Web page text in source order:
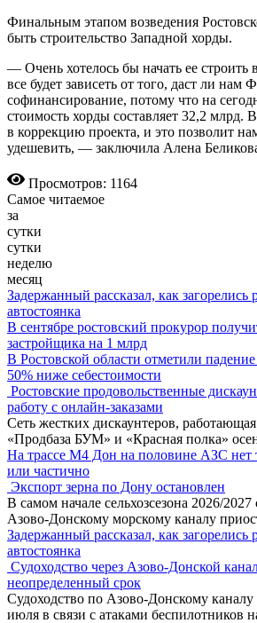
Финальным этапом возведения
быть строительство Западной хорды.
— Очень хотелось бы начать ее строить
все будет зависеть от того, даст ли нам
софинансирование, потому что на
стоимость хорды составляет 32,2
в коррекцию проекта, и это позволит
удешевить, — заключила Алена
Просмотров: 1164
Самое читаемое
за
сутки
сутки
неделю
месяц
Задержанный рассказал, как загорелись
автостоянка
В сентябре ростовский прокурор
застройщика на 1 млрд
В Ростовской области отметили
50% ниже себестоимости
Ростовские продовольственные
работу с онлайн-заказами
Сеть жестких дискаунтеров,
«Продбаза БУМ» и «Красная полка»
На трассе М4 Дон на половине АЗС нет
или частично
Экспорт зерна по Дону остановлен
В самом начале сельхозсезона 2026/2027
Азово-Донскому морскому каналу
Задержанный рассказал, как загорелись
автостоянка
Судоходство через Азово-Донской
неопределенный срок
Судоходство по Азово-Донскому каналу
июля в связи с атаками беспилотников